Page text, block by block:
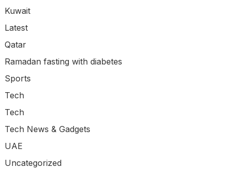
Kuwait
Latest
Qatar
Ramadan fasting with diabetes
Sports
Tech
Tech
Tech News & Gadgets
UAE
Uncategorized